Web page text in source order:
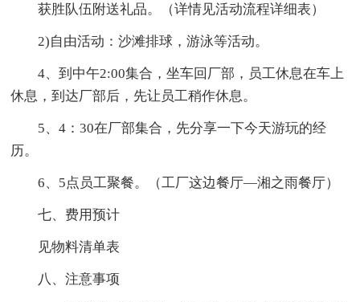
获胜队伍附送礼品。（详情见活动流程详细表）
2)自由活动：沙滩排球，游泳等活动。
4、到中午2:00集合，坐车回厂部，员工休息在车上
休息，到达厂部后，先让员工稍作休息。
5、4：30在厂部集合，先分享一下今天游玩的经
历。
6、5点员工聚餐。（工厂这边餐厅—湘之雨餐厅）
七、费用预计
见物料清单表
八、注意事项